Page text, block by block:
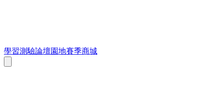
學習測驗論壇園地賽季商城